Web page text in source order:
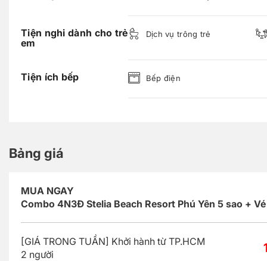
Tiện nghi dành cho trẻ
em
Dịch vụ trông trẻ
Tiện ích bếp Bếp điện
Bảng giá
MUA NGAY
Combo 4N3Đ Stelia Beach Resort Phú Yên 5 sao +
[GIÁ TRONG TUẦN] Khởi hành từ TP.HCM
2 người